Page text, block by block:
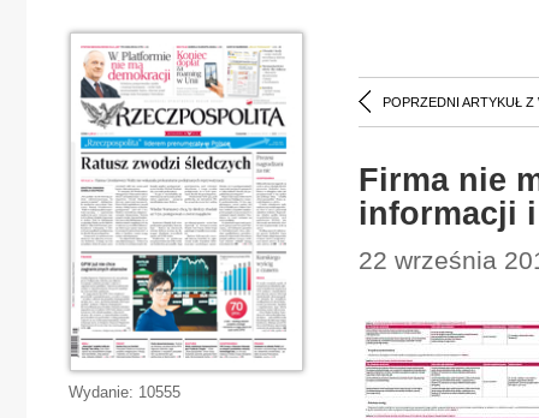
POPRZEDNI ARTYKUŁ Z
Firma nie
informacji
22 września
Wydanie: 10555